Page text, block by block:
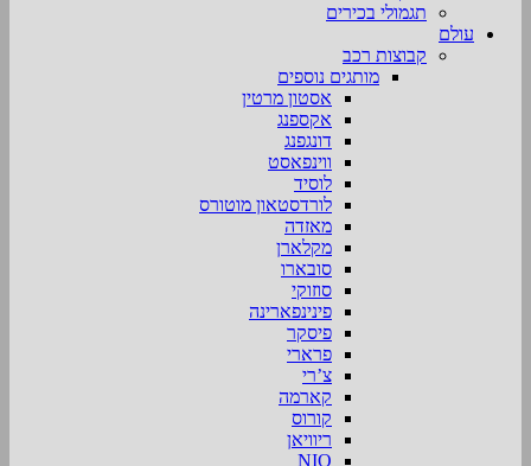
תגמולי בכירים
עולם
קבוצות רכב
מותגים נוספים
אסטון מרטין
אקספנג
דונגפנג
ווינפאסט
לוסיד
לורדסטאון מוטורס
מאזדה
מקלארן
סובארו
סוזוקי
פינינפארינה
פיסקר
פרארי
צ’רי
קארמה
קורוס
ריוויאן
NIO